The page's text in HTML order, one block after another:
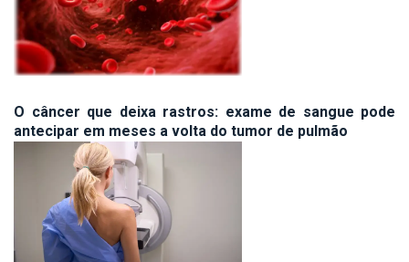
O câncer que deixa rastros: exame de sangue pode
antecipar em meses a volta do tumor de pulmão